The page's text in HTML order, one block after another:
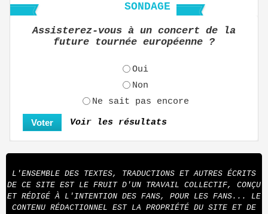
SONDAGE
Assisterez-vous à un concert de la
future tournée européenne ?
Oui
Non
Ne sait pas encore
Voir les résultats
L'ENSEMBLE DES TEXTES, TRADUCTIONS ET AUTRES ÉCRITS
DE CE SITE EST LE FRUIT D'UN TRAVAIL COLLECTIF, CONÇU
ET RÉDIGÉ À L'INTENTION DES FANS, POUR LES FANS... LE
CONTENU RÉDACTIONNEL EST LA PROPRIÉTÉ DU SITE ET DE